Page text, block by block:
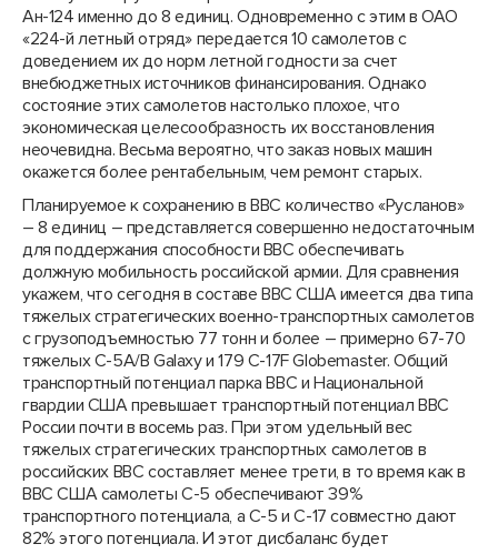
Ан-124 именно до 8 единиц. Одновременно с этим в ОАО
«224-й летный отряд» передается 10 самолетов с
доведением их до норм летной годности за счет
внебюджетных источников финансирования. Однако
состояние этих самолетов настолько плохое, что
экономическая целесообразность их восстановления
неочевидна. Весьма вероятно, что заказ новых машин
окажется более рентабельным, чем ремонт старых.
Планируемое к сохранению в ВВС количество «Русланов»
– 8 единиц – представляется совершенно недостаточным
для поддержания способности ВВС обеспечивать
должную мобильность российской армии. Для сравнения
укажем, что сегодня в составе ВВС США имеется два типа
тяжелых стратегических военно-транспортных самолетов
с грузоподъемностью 77 тонн и более – примерно 67-70
тяжелых С-5А/В Galaxy и 179 С-17F Globemaster. Общий
транспортный потенциал парка ВВС и Национальной
гвардии США превышает транспортный потенциал ВВС
России почти в восемь раз. При этом удельный вес
тяжелых стратегических транспортных самолетов в
российских ВВС составляет менее трети, в то время как в
ВВС США самолеты С-5 обеспечивают 39%
транспортного потенциала, а С-5 и С-17 совместно дают
82% этого потенциала. И этот дисбаланс будет